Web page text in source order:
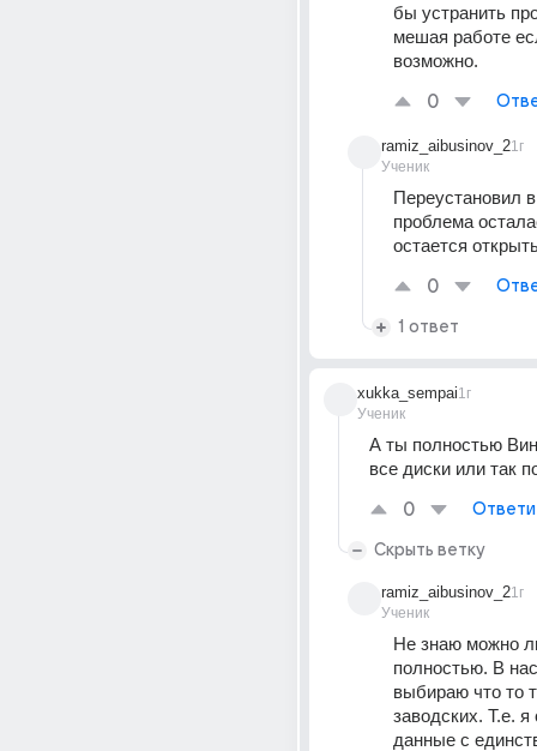
бы устранить
мешая работе
возможно.
0
ramiz_aibusinov_2
Ученик
1г
Переустановил
проблема
остается
0
1 ответ
xukka_sempai
Ученик
1г
А ты полностью
все диски или так
0
Скрыть ветку
ramiz_aibusinov_2
Ученик
1г
Не знаю можно
полностью. В
выбираю что то
заводских. Т.е.
данные с